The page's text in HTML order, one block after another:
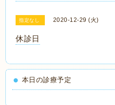
指定なし 2020-12-29 (火)
休診日
本日の診療予定